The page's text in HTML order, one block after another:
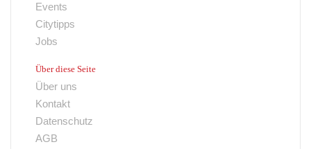
Events
Citytipps
Jobs
Über diese Seite
Über uns
Kontakt
Datenschutz
AGB